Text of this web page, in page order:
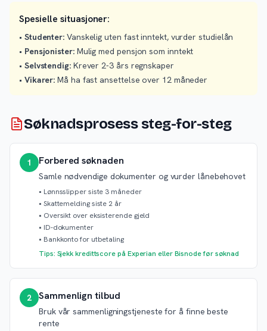
Spesielle situasjoner:
• Studenter: Vanskelig uten fast inntekt, vurder studielån
• Pensjonister:Mulig med pensjon som inntekt
• Selvstendig:Krever 2-3 års regnskaper
• Vikarer: Må ha fast ansettelse over 12 måneder
Søknadsprosess steg-for-steg
1 Forbered søknaden
Samle nødvendige dokumenter og vurder lånebehovet
• Lønnsslipper siste 3 måneder
• Skattemelding siste 2 år
• Oversikt over eksisterende gjeld
• ID-dokumenter
• Bankkonto for utbetaling
Tips: Sjekk kredittscore på Experian eller Bisnode før søknad
2 Sammenlign tilbud
Bruk vår sammenligningstjeneste for å finne beste
rente